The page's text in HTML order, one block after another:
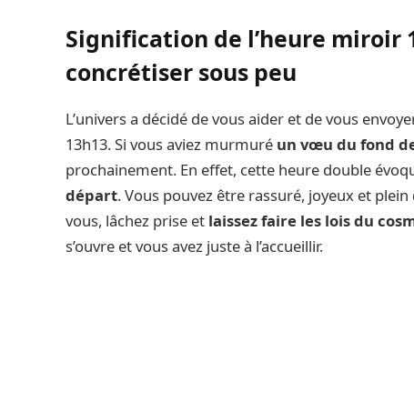
Signification de l’heure miroir
concrétiser sous peu
L’univers a décidé de vous aider et de vous
13h13. Si vous aviez murmuré un vœu du fond
prochainement. En effet, cette heure double
départ. Vous pouvez être rassuré, joyeux et
vous, lâchez prise et laissez faire les lois du
s’ouvre et vous avez juste à l’accueillir.